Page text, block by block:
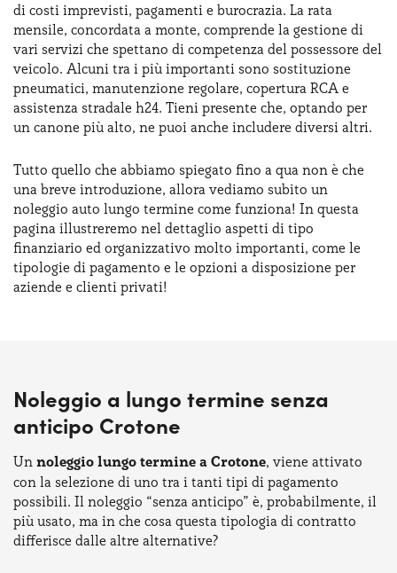
Serve assistenza? 800595799
di costi imprevisti, pagamenti e burocrazia. La rata
mensile, concordata a monte, comprende la gestione di
vari servizi che spettano di competenza del possessore del
veicolo. Alcuni tra i più importanti sono sostituzione
pneumatici, manutenzione regolare, copertura RCA e
assistenza stradale h24. Tieni presente che, optando per
un canone più alto, ne puoi anche includere diversi altri.
Tutto quello che abbiamo spiegato fino a qua non è che
una breve introduzione, allora vediamo subito un
noleggio auto lungo termine come funziona! In questa
pagina illustreremo nel dettaglio aspetti di tipo
finanziario ed organizzativo molto importanti, come le
tipologie di pagamento e le opzioni a disposizione per
aziende e clienti privati!
Noleggio a lungo termine senza
anticipo Crotone
Un noleggio lungo termine a Crotone, viene attivato
con la selezione di uno tra i tanti tipi di pagamento
possibili. Il noleggio “senza anticipo” è, probabilmente, il
più usato, ma in che cosa questa tipologia di contratto
differisce dalle altre alternative?